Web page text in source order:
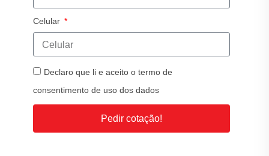
Celular
Declaro que li e aceito o termo de
consentimento de uso dos dados
Pedir cotação!